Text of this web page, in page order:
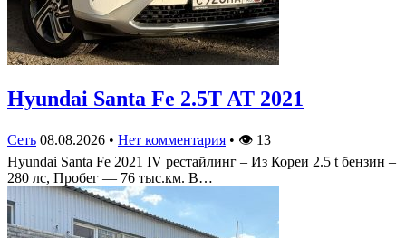
Hyundai Santa Fe 2.5T AT 2021
Сеть 08.08.2026 • Нет комментария • 👁 13
Hyundai Santa Fe 2021 IV рестайлинг – Из Кореи 2.5 t бензин –
280 лс, Пробег — 76 тыс.км. В…